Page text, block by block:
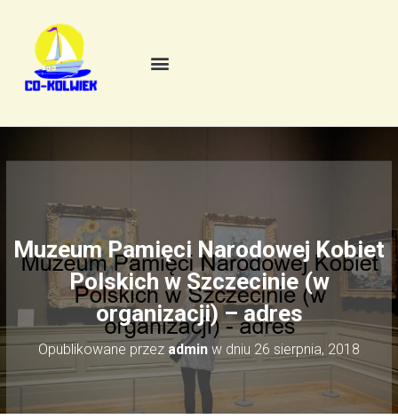
Muzeum Pamięci Narodowej Kobiet
Polskich w Szczecinie (w
organizacji) – adres
Opublikowane przez admin w dniu 26 sierpnia, 2018